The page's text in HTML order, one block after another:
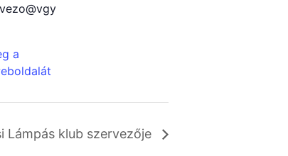
a
klub szervezője